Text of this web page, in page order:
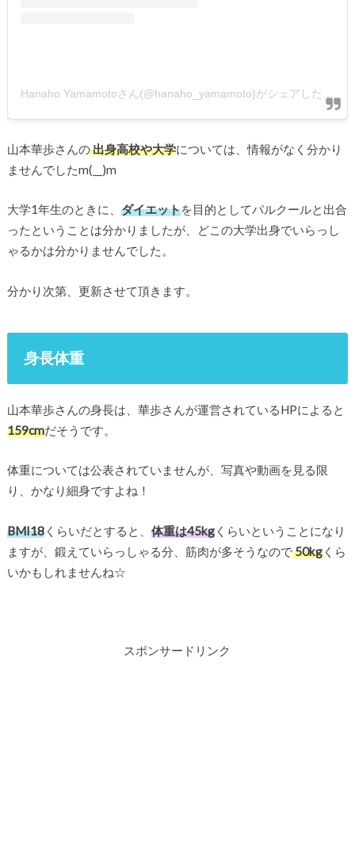
Hanaho Yamamotoさん(@hanaho_yamamoto)がシェアした投稿
山本華歩さんの出身高校や大学については、情報がなく分かり
ませんでしたm(__)m
大学1年生のときに、 ダイエットを目的としてパルクールと出合
ったということは分かりましたが、どこの大学出身でいらっし
ゃるかは分かりませんでした。
分かり次第、更新させて頂きます。
身長体重
山本華歩さんの身長は、華歩さんが運営されているHPによると
159cmだそうです。
体重については公表されていませんが、写真や動画を見る限
り、かなり細身ですよね！
BMI18くらいだとすると、 体重は45kgくらいということになり
ますが、鍛えていらっしゃる分、筋肉が多そうなので50kgくら
いかもしれませんね☆
スポンサードリンク